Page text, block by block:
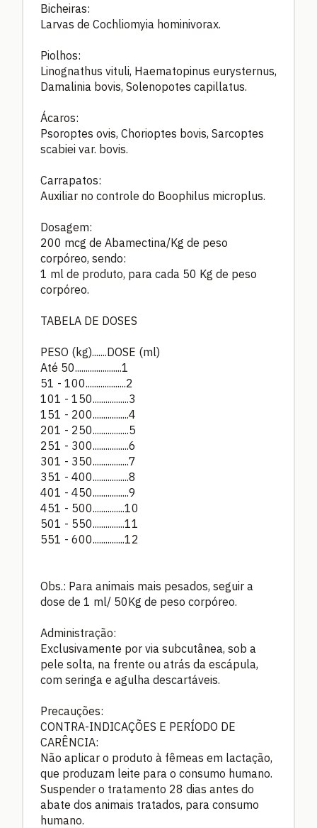
Bicheiras:
Larvas de Cochliomyia hominivorax.
Piolhos:
Linognathus vituli, Haematopinus eurysternus,
Damalinia bovis, Solenopotes capillatus.
Ácaros:
Psoroptes ovis, Chorioptes bovis, Sarcoptes
scabiei var. bovis.
Carrapatos:
Auxiliar no controle do Boophilus microplus.
Dosagem:
200 mcg de Abamectina/Kg de peso
corpóreo, sendo:
1 ml de produto, para cada 50 Kg de peso
corpóreo.
TABELA DE DOSES
PESO (kg).......DOSE (ml)
Até 50......................1
51 - 100...................2
101 - 150.................3
151 - 200.................4
201 - 250.................5
251 - 300.................6
301 - 350.................7
351 - 400.................8
401 - 450.................9
451 - 500...............10
501 - 550...............11
551 - 600...............12
Obs.: Para animais mais pesados, seguir a
dose de 1 ml/ 50Kg de peso corpóreo.
Administração:
Exclusivamente por via subcutânea, sob a
pele solta, na frente ou atrás da escápula,
com seringa e agulha descartáveis.
Precauções:
CONTRA-INDICAÇÕES E PERÍODO DE
CARÊNCIA:
Não aplicar o produto à fêmeas em lactação,
que produzam leite para o consumo humano.
Suspender o tratamento 28 dias antes do
abate dos animais tratados, para consumo
humano.